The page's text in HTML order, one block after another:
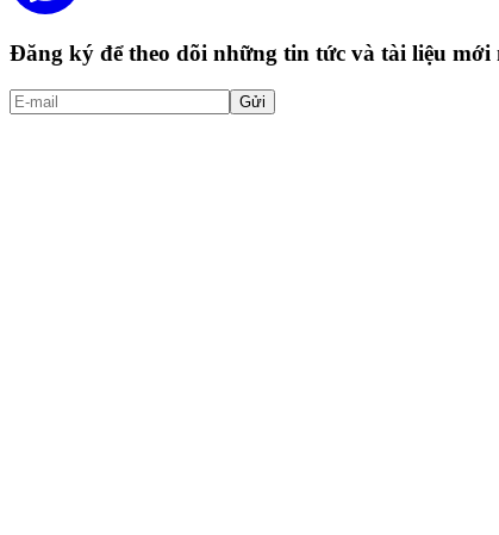
Đăng ký để theo dõi những tin tức và tài liệu
Gửi